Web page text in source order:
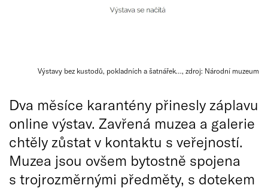
Výstavy bez kustodů, pokladních a šatnářek…, zdroj: Národní muzeum
Dva měsíce karantény přinesly záplavu
online výstav. Zavřená muzea a galerie
chtěly zůstat v kontaktu s veřejností.
Muzea jsou ovšem bytostně spojena
s trojrozměrnými předměty, s dotekem